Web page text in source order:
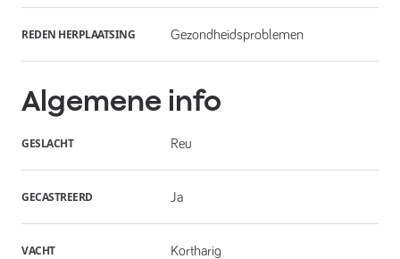
REDEN HERPLAATSING Gezondheidsproblemen
Algemene info
GESLACHT Reu
GECASTREERD Ja
VACHT Kortharig